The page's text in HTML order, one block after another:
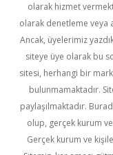
olarak hizmet
olarak denetleme veya
Ancak, üyelerimiz
siteye üye olarak bu
sitesi, herhangi bir
bulunmamaktadır.
paylaşılmaktadır.
olup, gerçek kurum
Gerçek kurum ve